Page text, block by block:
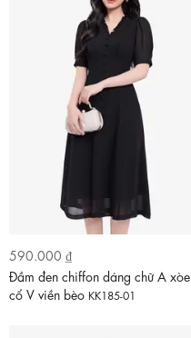
590.000 ₫
Đầm đen chiffon dáng chữ A xòe
cổ V viền bèo KK185-01